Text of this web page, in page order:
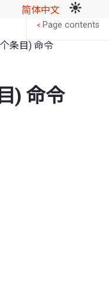
简体中文
条目) 命令
) 命令
< Page contents